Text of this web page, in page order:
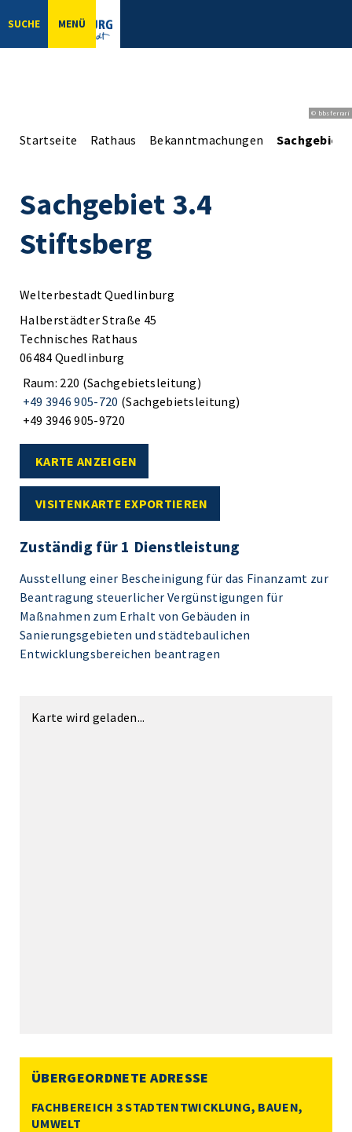
SUCHE MENÜ
© bbsferrari
Startseite Rathaus Bekanntmachungen Sachgebiet
Sachgebiet 3.4
Stiftsberg
Welterbestadt Quedlinburg
Halberstädter Straße 45
Technisches Rathaus
06484 Quedlinburg
Raum: 220 (Sachgebietsleitung)
+49 3946 905-720 (Sachgebietsleitung)
+49 3946 905-9720
KARTE ANZEIGEN
VISITENKARTE EXPORTIEREN
Zuständig für 1 Dienstleistung
Ausstellung einer Bescheinigung für das Finanzamt zur
Beantragung steuerlicher Vergünstigungen für
Maßnahmen zum Erhalt von Gebäuden in
Sanierungsgebieten und städtebaulichen
Entwicklungsbereichen beantragen
Karte wird geladen...
ÜBERGEORDNETE ADRESSE
FACHBEREICH 3 STADTENTWICKLUNG, BAUEN,
UMWELT